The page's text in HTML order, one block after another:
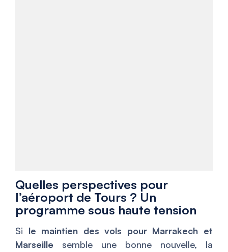
Quelles perspectives pour
l’aéroport de Tours ? Un
programme sous haute tension
Si le maintien des vols pour Marrakech et
Marseille semble une bonne nouvelle, la